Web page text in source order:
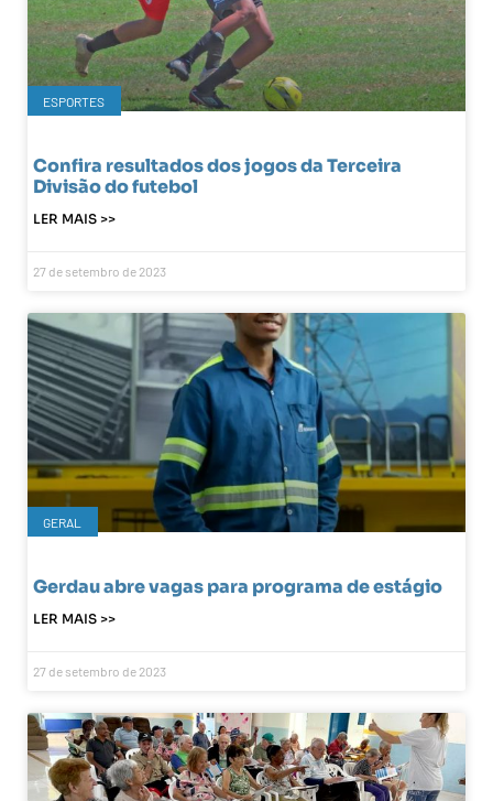
ESPORTES
Confira resultados dos jogos da Terceira
Divisão do futebol
LER MAIS >>
27 de setembro de 2023
GERAL
Gerdau abre vagas para programa de estágio
LER MAIS >>
27 de setembro de 2023